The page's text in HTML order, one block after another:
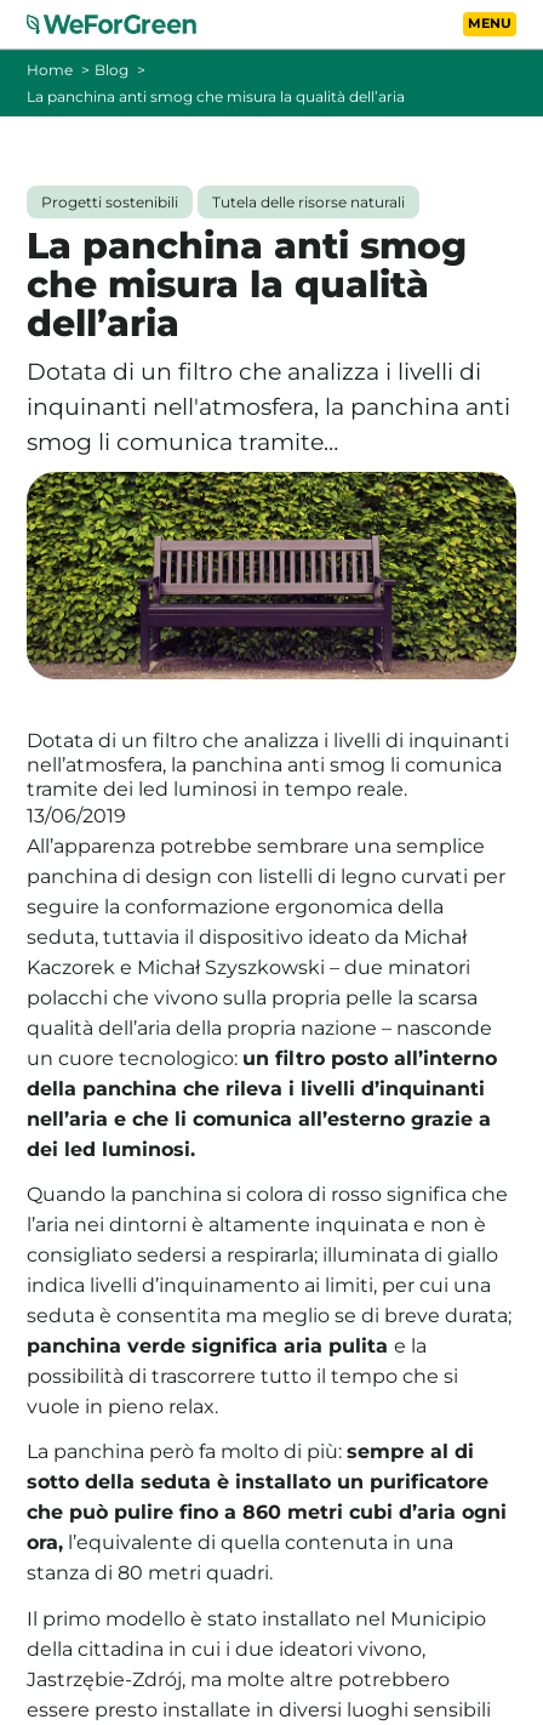
Vai al contenuto
La tua cooperativa energetica sostenibile
TARIFFE
FOTOVOLTAICO A DISTANZA
FAQ
CONTATTI
PASSA A WEFORGREEN
Home
Blog
La panchina anti smog che misura la qualità dell’aria
Progetti sostenibili Tutela delle risorse naturali
La panchina anti smog
che misura la qualità
dell’aria
Dotata di un filtro che analizza i livelli di
inquinanti nell'atmosfera, la panchina anti
smog li comunica tramite…
Dotata di un filtro che analizza i livelli di inquinanti
nell’atmosfera, la panchina anti smog li comunica
tramite dei led luminosi in tempo reale.
13/06/2019
All’apparenza potrebbe sembrare una semplice
panchina di design con listelli di legno curvati per
seguire la conformazione ergonomica della
seduta, tuttavia il dispositivo ideato da Michał
Kaczorek e Michał Szyszkowski – due minatori
polacchi che vivono sulla propria pelle la scarsa
qualità dell’aria della propria nazione – nasconde
un cuore tecnologico: un filtro posto all’interno
della panchina che rileva i livelli d’inquinanti
nell’aria e che li comunica all’esterno grazie a
dei led luminosi.
Quando la panchina si colora di rosso significa che
l’aria nei dintorni è altamente inquinata e non è
consigliato sedersi a respirarla; illuminata di giallo
indica livelli d’inquinamento ai limiti, per cui una
seduta è consentita ma meglio se di breve durata;
panchina verde significa aria pulitae la
possibilità di trascorrere tutto il tempo che si
vuole in pieno relax.
La panchina però fa molto di più:sempre al di
sotto della seduta è installato un purificatore
che può pulire fino a 860 metri cubi d’aria ogni
ora, l’equivalente di quella contenuta in una
stanza di 80 metri quadri.
Il primo modello è stato installato nel Municipio
della cittadina in cui i due ideatori vivono,
Jastrzębie-Zdrój, ma molte altre potrebbero
essere presto installate in diversi luoghi sensibili